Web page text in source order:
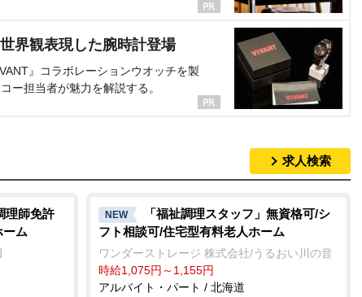
界観表現した腕時計登場
』コラボレーションウオッチを製
ー担当者が魅力を解説する。
求人検索
理師免許
ーム
NEW
「福祉調理スタッフ」無資格可/シ
フト相談可/住宅型有料老人ホーム
ワンダーストレージ 株式会社/うるおい川の音
時給1,075円～1,155円
アルバイト・パート / 北海道